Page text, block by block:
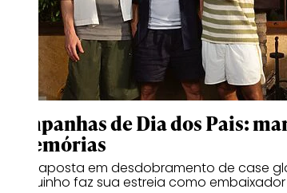
Campanhas de Dia dos Pais:
e memórias
Coca aposta em desdobramento de case
Thiaguinho faz sua estreia como